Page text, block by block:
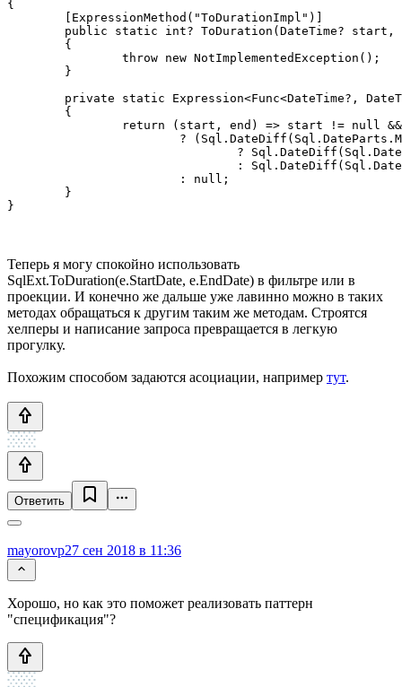
{
}
Теперь я могу спокойно использовать
SqlExt.ToDuration(е.StartDate, e.EndDate) в фильтре или в
проекции. И конечно же дальше уже лавинно можно в таких
методах обращаться к другим таким же методам. Строятся
хелперы и написание запроса превращается в легкую
прогулку.
Похожим способом задаются асоциации, например тут.
Ответить
mayorovp27 сен 2018 в 11:36
Хорошо, но как это поможет реализовать паттерн
"спецификация"?